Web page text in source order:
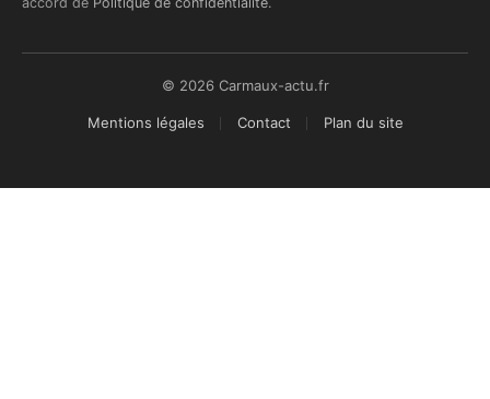
© 2026 Carmaux-actu.fr
Mentions légales Contact Plan du site